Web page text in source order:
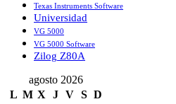
Texas Instruments Software
Universidad
VG 5000
VG 5000 Software
Zilog Z80A
agosto 2026
L M X J V S D